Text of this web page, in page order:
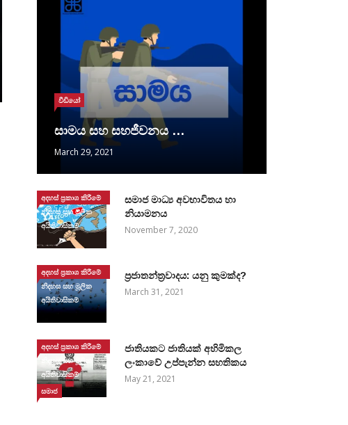
වීඩියෝ
සාමය සහ සහජීවනය …
March 29, 2021
අදහස් ප්‍රකාශ කිරීමේ
නිදහස සහ මූලික
අයිතිවාසිකම්
සමාජ මාධ්‍ය අවභාවිතය හා
නියාමනය
November 7, 2020
අදහස් ප්‍රකාශ කිරීමේ
නිදහස සහ මූලික
අයිතිවාසිකම්
ප්‍රජාතන්ත්‍රවාදය: යනු කුමක්ද?
March 31, 2021
අදහස් ප්‍රකාශ කිරීමේ
නිදහස සහ මූලික
අයිතිවාසිකම්
සමාජ
ජාතියකට ජාතියක් අහිමිකල
ලංකාවේ උප්පැන්න සහතිකය
May 21, 2021